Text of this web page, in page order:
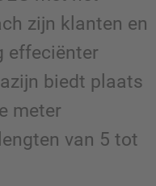
zijn klanten en
effeciënter
biedt plaats
meter
van 5 tot